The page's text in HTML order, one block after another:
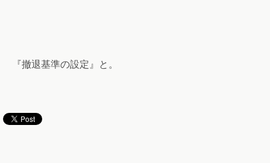
『撤退基準の設定』と。